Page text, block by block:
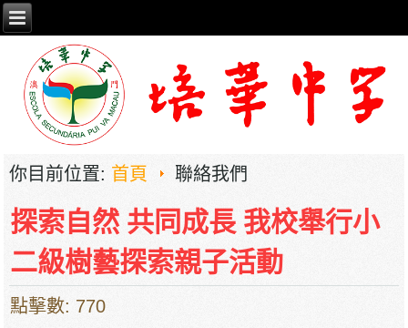
你目前位置: 首頁 聯絡我們
探索自然 共同成長 我校舉行小
二級樹藝探索親子活動
點擊數: 770